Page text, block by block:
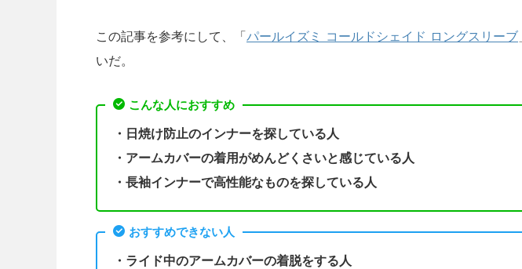
この記事を参考にして、「パールイズミ コールドシェイド ロングスリーブ
いだ。
こんな人におすすめ
・日焼け防止のインナーを探している人
・アームカバーの着用がめんどくさいと感じている人
・長袖インナーで高性能なものを探している人
おすすめできない人
・ライド中のアームカバーの着脱をする人